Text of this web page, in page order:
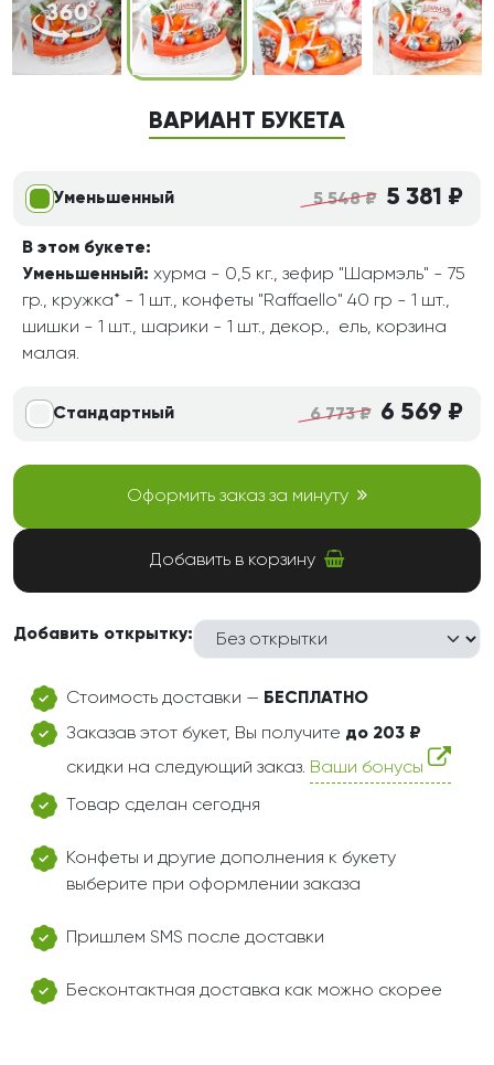
ВАРИАНТ БУКЕТА
Уменьшенный 5 548 ₽ 5 381 ₽
В этом букете:
Уменьшенный: хурма - 0,5 кг., зефир "Шармэль" - 75
гр., кружка* - 1 шт., конфеты "Raffaello" 40 гр - 1 шт.,
шишки - 1 шт., шарики - 1 шт., декор., ель, корзина
малая.
Стандартный 6 773 ₽ 6 569 ₽
Оформить заказ за минуту
Добавить в корзину
Добавить открытку:
Стоимость доставки — БЕСПЛАТНО
Заказав этот букет, Вы получите до 203 ₽
скидки на следующий заказ. Ваши бонусы
Товар сделан сегодня
Конфеты и другие дополнения к букету
выберите при оформлении заказа
Пришлем SMS после доставки
Бесконтактная доставка как можно скорее